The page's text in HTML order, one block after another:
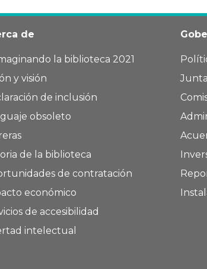
de
la biblioteca 2021
y visión
de inclusión
obsoleto
de la biblioteca
de contratación
económico
de accesibilidad
intelectual